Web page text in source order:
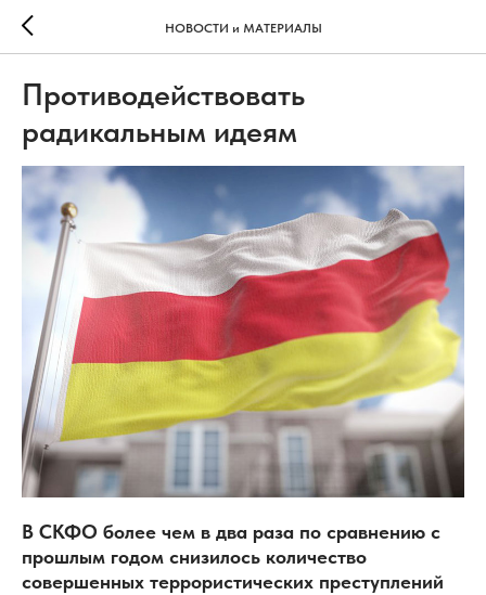
НОВОСТИ и МАТЕРИАЛЫ
Противодействовать
радикальным идеям
В СКФО более чем в два раза по сравнению с
прошлым годом снизилось количество
совершенных террористических преступлений